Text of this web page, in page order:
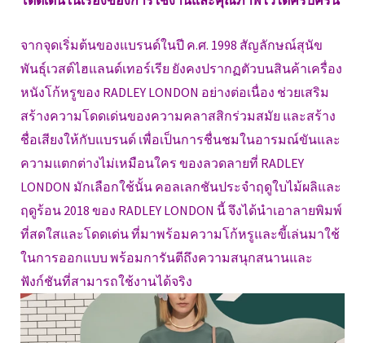
จากจุดเริ่มต้นของแบรนด์ในปี ค.ศ. 1998 สัญลักษณ์สุนัข
พันธุ์เวสต์ไฮแลนด์เทอร์เรีย ยังคงปรากฏตัวบนสินค้าเครื่อง
หนังโก้หรูของ RADLEY LONDON อย่างต่อเนื่อง ช่วยเสริม
สร้างความโดดเด่นของความคลาสสิกร่วมสมัย และสร้าง
ชื่อเสียงให้กับแบรนด์ เพื่อเป็นการชื่นชมในอารมณ์ขันและ
ความแตกต่างไม่เหมือนใคร ของลวดลายที่ RADLEY
LONDON มักเลือกใช้นั้น คอลเลกชันประจำฤดูใบไม้ผลิและ
ฤดูร้อน 2018 ของ RADLEY LONDON นี้ จึงได้นำเอาลายพิมพ์
ที่สดใสและโดดเด่น ที่มาพร้อมความโก้หรูและขี้เล่นมาใช้
ในการออกแบบ พร้อมการันตีถึงความสนุกสนานและ
ฟังก์ชันที่สามารถใช้งานได้จริง